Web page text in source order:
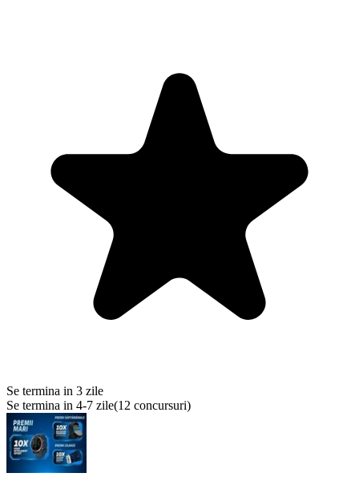
Se termina in 3 zile
Se termina in 4-7 zile(12 concursuri)